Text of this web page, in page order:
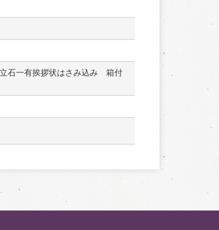
石一有挨拶状はさみ込み　箱付